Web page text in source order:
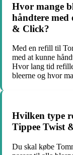
Hvor mange
håndtere med
& Click?
Med en refill til
med at kunne
Hvor lang tid
bleerne og hvor
Hvilken type
Tippee Twist
Du skal købe